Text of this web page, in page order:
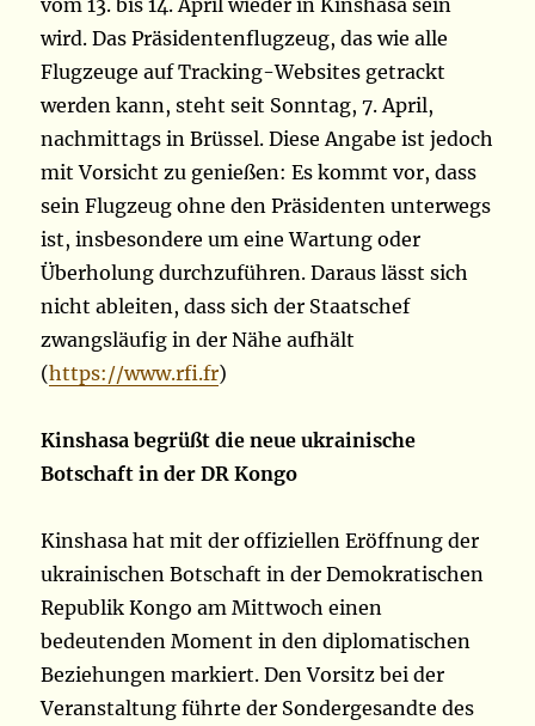
vom 13. bis 14. April wieder in Kinshasa sein
wird. Das Präsidentenflugzeug, das wie alle
Flugzeuge auf Tracking-Websites getrackt
werden kann, steht seit Sonntag, 7. April,
nachmittags in Brüssel. Diese Angabe ist jedoch
mit Vorsicht zu genießen: Es kommt vor, dass
sein Flugzeug ohne den Präsidenten unterwegs
ist, insbesondere um eine Wartung oder
Überholung durchzuführen. Daraus lässt sich
nicht ableiten, dass sich der Staatschef
zwangsläufig in der Nähe aufhält
(https://www.rfi.fr)
Kinshasa begrüßt die neue ukrainische
Botschaft in der DR Kongo
Kinshasa hat mit der offiziellen Eröffnung der
ukrainischen Botschaft in der Demokratischen
Republik Kongo am Mittwoch einen
bedeutenden Moment in den diplomatischen
Beziehungen markiert. Den Vorsitz bei der
Veranstaltung führte der Sondergesandte des